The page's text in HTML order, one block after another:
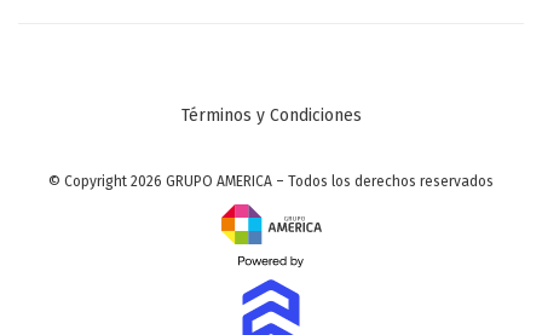
Términos y Condiciones
© Copyright 2026 GRUPO AMERICA – Todos los derechos reservados